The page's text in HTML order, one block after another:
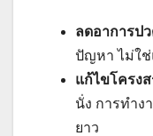
ลดอาการป
ปัญหา ไม่ใช่
แก้ไขโครง
นั่ง การทำง
ยาว